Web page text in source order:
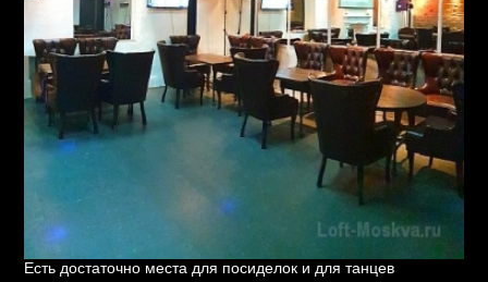
Есть достаточно места для посиделок и для танцев